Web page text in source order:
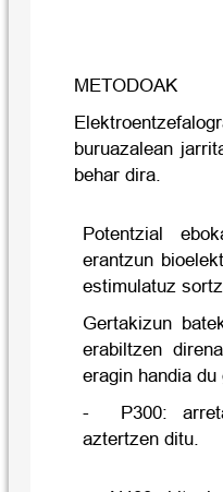
METODOAK
buruazalean
behar dira.
Potentzial
erantzun
estimulatuz
Gertakizun
erabiltzen
eragin handia
- P300:
aztertzen ditu.